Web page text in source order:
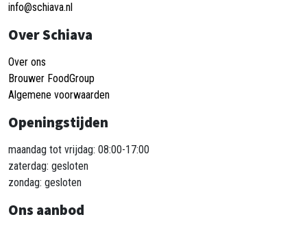
info@schiava.nl
Over Schiava
Over ons
Brouwer FoodGroup
Algemene voorwaarden
Openingstijden
maandag tot vrijdag: 08:00-17:00
zaterdag: gesloten
zondag: gesloten
Ons aanbod